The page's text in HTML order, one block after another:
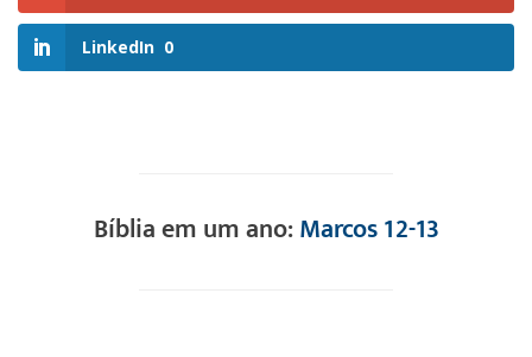
LinkedIn 0
Bíblia em um ano:Marcos 12-13